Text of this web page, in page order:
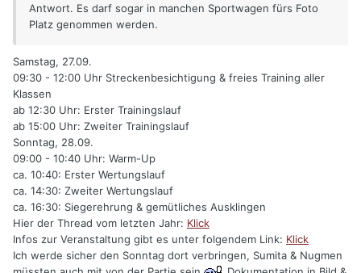
Antwort. Es darf sogar in manchen Sportwagen fürs Foto
Platz genommen werden.
Samstag, 27.09.
09:30 - 12:00 Uhr Streckenbesichtigung & freies Training aller
Klassen
ab 12:30 Uhr: Erster Trainingslauf
ab 15:00 Uhr: Zweiter Trainingslauf
Sonntag, 28.09.
09:00 - 10:40 Uhr: Warm-Up
ca. 10:40: Erster Wertungslauf
ca. 14:30: Zweiter Wertungslauf
ca. 16:30: Siegerehrung & gemütliches Ausklingen
Hier der Thread vom letzten Jahr: Klick
Infos zur Veranstaltung gibt es unter folgendem Link: Klick
Ich werde sicher den Sonntag dort verbringen, Sumita & Nugmen